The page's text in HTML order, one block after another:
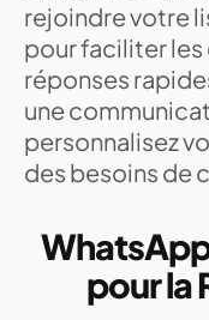
rejoindre votre
pour faciliter les
réponses
une
personnalisez
des besoins de
pour la